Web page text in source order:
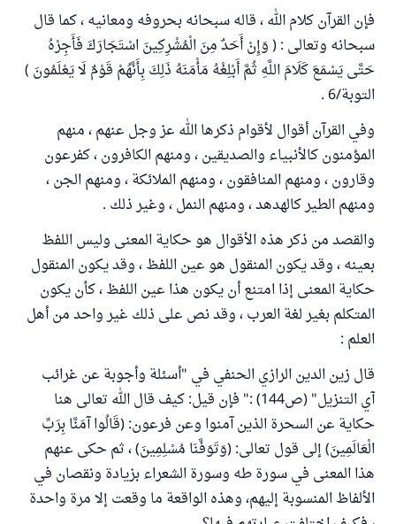
فإن القرآن كلام الله ، قاله سبحانه بحروفه ومعانيه ، كما قال
سبحانه وتعالى : ( وَإِنْ أَحَدٌ مِنَ الْمُشْرِكِينَ اسْتَجَارَكَ فَأَجِرْهُ
حَتَّى يَسْمَعَ كَلَامَ اللَّهِ ثُمَّ أَبْلِغْهُ مَأْمَنَهُ ذَلِكَ بِأَنَّهُمْ قَوْمٌ لَا يَعْلَمُونَ )
التوبة/6 .
وفي القرآن أقوال لأقوام ذكرها الله عز وجل عنهم ، منهم
المؤمنون كالأنبياء والصديقين ، ومنهم الكافرون ، كفرعون
وقارون ، ومنهم المنافقون ، ومنهم الملائكة ، ومنهم الجن ،
ومنهم الطير كالهدهد ، ومنهم النمل ، وغير ذلك .
والقصد من ذكر هذه الأقوال هو حكاية المعنى وليس اللفظ
بعينه ، وقد يكون المنقول هو عين اللفظ ، وقد يكون المنقول
حكاية المعنى إذا امتنع أن يكون هذا عين اللفظ ، كأن يكون
المتكلم بغير لغة العرب ، وقد نص على ذلك غير واحد من أهل
العلم :
قال زين الدين الرازي الحنفي في "أسئلة وأجوبة عن غرائب
آي التنزيل" (ص144) :" فإن قيل: كيف قال الله تعالى هنا
حكاية عن السحرة الذين آمنوا وعن فرعون: (قَالُوا آمَنَّا بِرَبِّ
الْعَالَمِينَ) إلى قول تعالى: (وَتَوَفَّنَا مُسْلِمِينَ) ، ثم حكى عنهم
هذا المعنى في سورة طه وسورة الشعراء بزيادة ونقصان في
الألفاظ المنسوبة إليهم، وهذه الواقعة ما وقعت إلا مرة واحدة